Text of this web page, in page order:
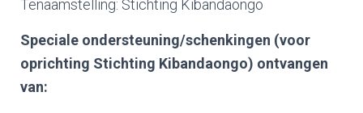
Tenaamstelling: Stichting Kibandaongo
Speciale ondersteuning/schenkingen (voor
oprichting Stichting Kibandaongo) ontvangen
van: